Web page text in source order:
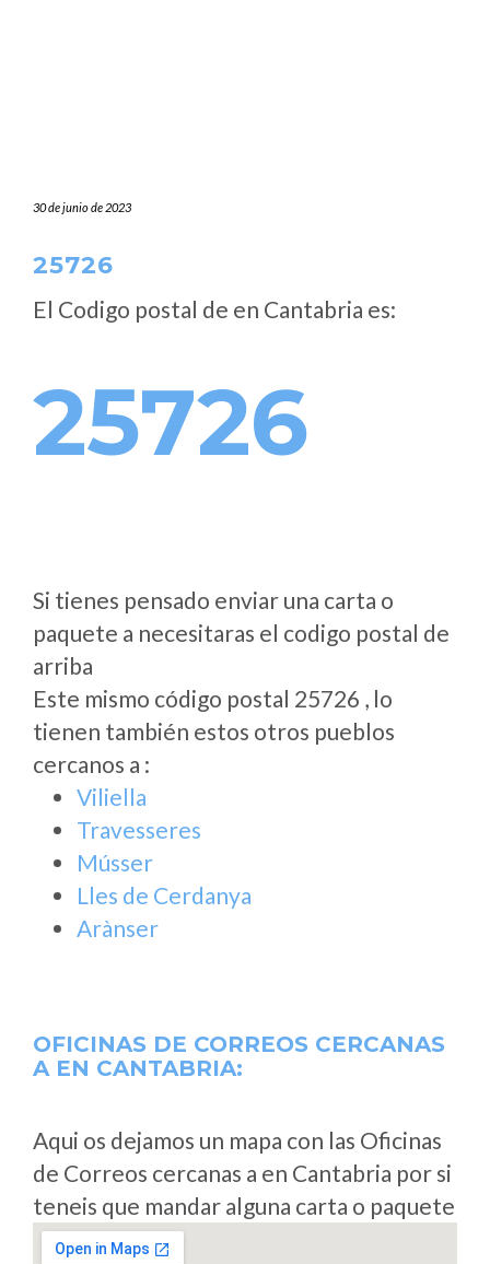
30 de junio de 2023
25726
El Codigo postal de en Cantabria es:
25726
Si tienes pensado enviar una carta o
paquete a necesitaras el codigo postal de
arriba
Este mismo código postal 25726 , lo
tienen también estos otros pueblos
cercanos a :
Viliella
Travesseres
Músser
Lles de Cerdanya
Arànser
OFICINAS DE CORREOS CERCANAS
A EN CANTABRIA:
Aqui os dejamos un mapa con las Oficinas
de Correos cercanas a en Cantabria por si
teneis que mandar alguna carta o paquete